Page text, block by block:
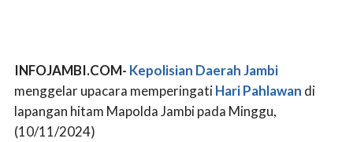
INFOJAMBI.COM- Kepolisian Daerah Jambi
menggelar upacara memperingatiHari Pahlawan di
lapangan hitam Mapolda Jambi pada Minggu,
(10/11/2024)